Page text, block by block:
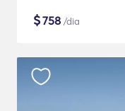
$758 /dia